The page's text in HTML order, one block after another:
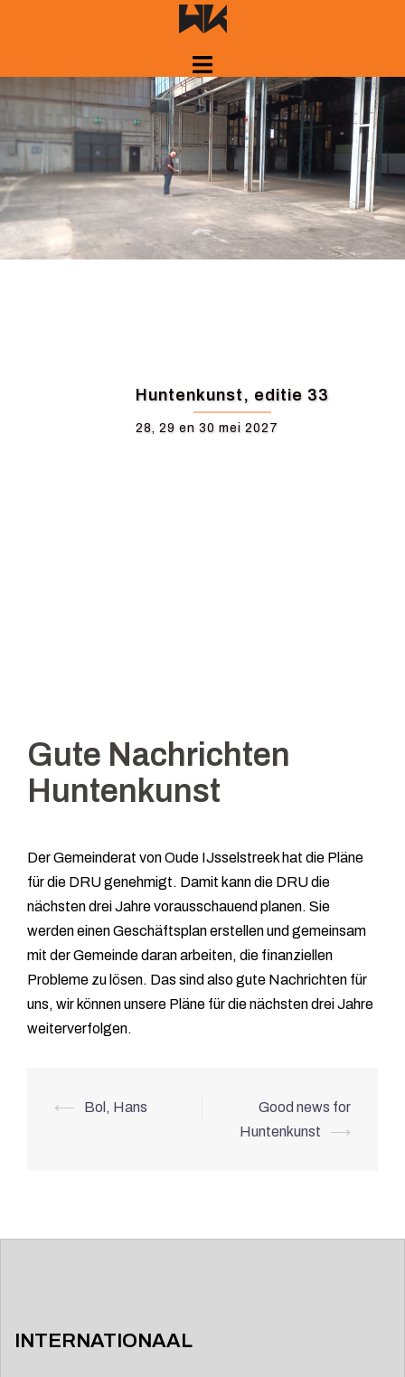
Huntenkunst, editie 33
28, 29 en 30 mei 2027
Gute Nachrichten
Huntenkunst
Der Gemeinderat von Oude IJsselstreek hat die Pläne
für die DRU genehmigt. Damit kann die DRU die
nächsten drei Jahre vorausschauend planen. Sie
werden einen Geschäftsplan erstellen und gemeinsam
mit der Gemeinde daran arbeiten, die finanziellen
Probleme zu lösen. Das sind also gute Nachrichten für
uns, wir können unsere Pläne für die nächsten drei Jahre
weiterverfolgen.
Berichtnavigatie
⟵ Bol, Hans
Good news for
Huntenkunst
⟶
INTERNATIONAAL